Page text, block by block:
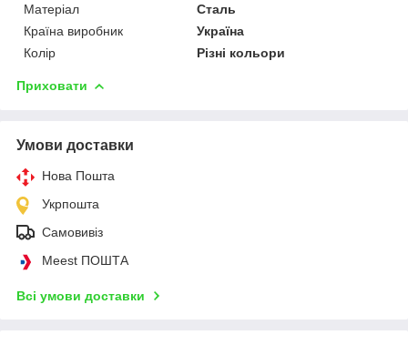
Матеріал
Сталь
Країна виробник
Україна
Колір
Різні кольори
Приховати
Умови доставки
Нова Пошта
Укрпошта
Самовивіз
Meest ПОШТА
Всі умови доставки